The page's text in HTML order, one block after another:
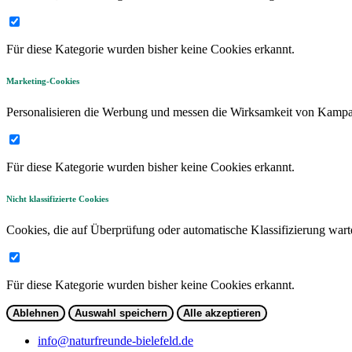
Für diese Kategorie wurden bisher keine Cookies erkannt.
Marketing-Cookies
Personalisieren die Werbung und messen die Wirksamkeit von
Für diese Kategorie wurden bisher keine Cookies erkannt.
Nicht klassifizierte Cookies
Cookies, die auf Überprüfung oder automatische Klassifizierung
Für diese Kategorie wurden bisher keine Cookies erkannt.
Ablehnen Auswahl speichern Alle akzeptieren
info@naturfreunde-bielefeld.de